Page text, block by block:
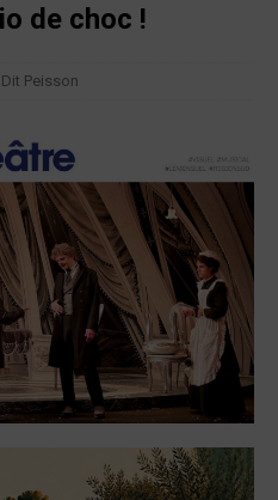
de choc !
Peisson